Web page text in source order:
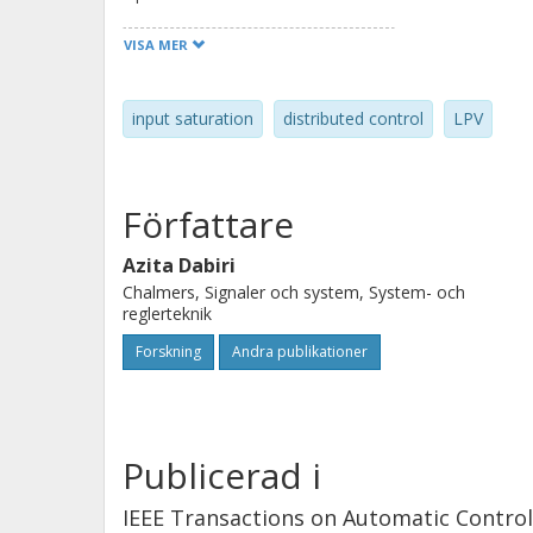
the feedback gain matrix. An
of the distributed control input from
proposed method is tested in a
flow control problem.
VISA MER
input saturation distributed control LPV
Författare
Azita Dabiri
Chalmers, Signaler och system, System- och
reglerteknik
Forskning Andra publikationer
Publicerad i
IEEE Transactions on Automatic Control